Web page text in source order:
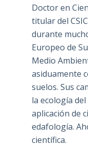
Doctor en
titular del
durante
Europeo de
Medio
asiduamente
suelos. Sus
la ecología
aplicación de
edafología.
científica.